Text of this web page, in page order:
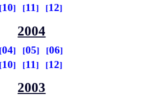
10 11 12
2004
04 05
06
10 11 12
2003